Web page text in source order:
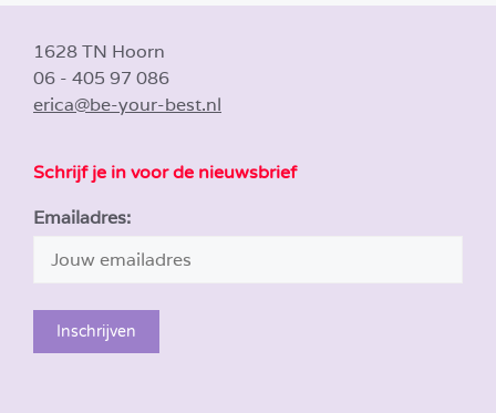
1628 TN Hoorn
06 - 405 97 086
erica@be-your-best.nl
Schrijf je in voor de nieuwsbrief
Emailadres: